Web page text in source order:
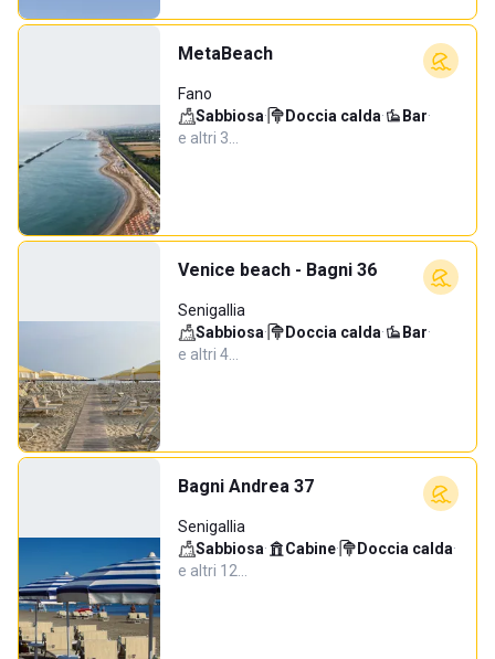
MetaBeach
Fano
Sabbiosa· Doccia calda· Bar·
e altri 3…
Venice beach - Bagni 36
Senigallia
Sabbiosa· Doccia calda· Bar·
e altri 4…
Bagni Andrea 37
Senigallia
Sabbiosa· Cabine· Doccia calda·
e altri 12…